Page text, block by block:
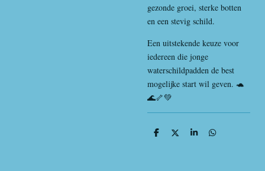
gezonde groei, sterke botten
en een stevig schild.
Een uitstekende keuze voor
iedereen die jonge
waterschildpadden de best
mogelijke start wil geven. 🐢
🌊🦴💚
D
D
S
D